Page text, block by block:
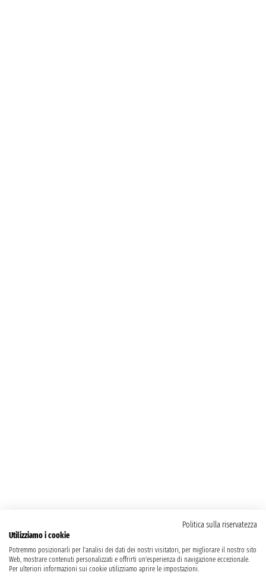
Politica sulla riservatezza
Utilizziamo i cookie
Potremmo posizionarli per l'analisi dei dati dei nostri visitatori, per migliorare il nostro sito
Web, mostrare contenuti personalizzati e offrirti un'esperienza di navigazione eccezionale.
Per ulteriori informazioni sui cookie utilizziamo aprire le impostazioni.